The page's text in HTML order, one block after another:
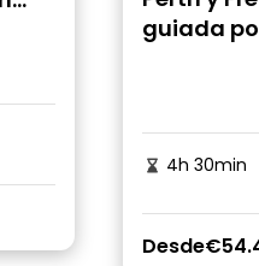
guiada
4h 30min
Desde